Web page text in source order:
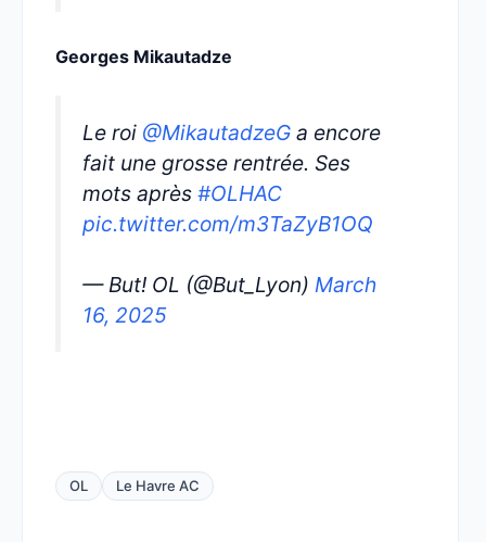
Georges Mikautadze
Le roi @MikautadzeG a encore
fait une grosse rentrée. Ses
mots après #OLHAC
pic.twitter.com/m3TaZyB1OQ
— But! OL (@But_Lyon) March
16, 2025
OL Le Havre AC